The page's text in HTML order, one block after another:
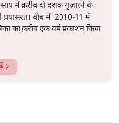
में क़रीब दो दशक गुज़ारने के
प्रयासरत। बीच में 2010-11 में
का क़रीब एक वर्ष प्रकाशन किया